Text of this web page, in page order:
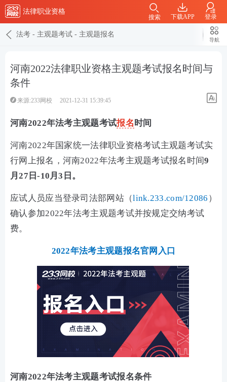
法律职业资格
下载APP 登录
搜索
法考 - 主观题考试 - 主观题报名
导航
河南2022法律职业资格主观题考试报名时间与
条件
来源:233网校 2021-12-31 15:39:45
河南2022年法考主观题考试报名时间
河南2022年国家统一法律职业资格考试主观题考试实
行网上报名，河南2022年法考主观题考试报名时间9
月27日-10月3日。
应试人员应当登录司法部网站（link.233.com/12086 ）
确认参加2022年法考主观题考试并按规定交纳考试
费。
2022年法考主观题报名官网入口
河南2022年法考主观题考试报名条件